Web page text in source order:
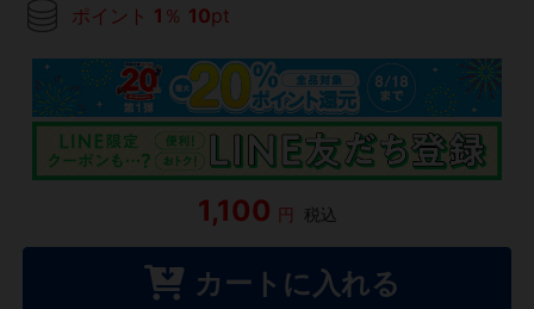
ポイント 1 ％ 10pt
1,100 円 税込
カートに入れる